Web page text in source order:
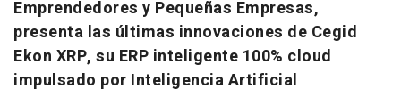
Emprendedores y Pequeñas Empresas,
presenta las últimas innovaciones de Cegid
Ekon XRP, su ERP inteligente 100% cloud
impulsado por Inteligencia Artificial